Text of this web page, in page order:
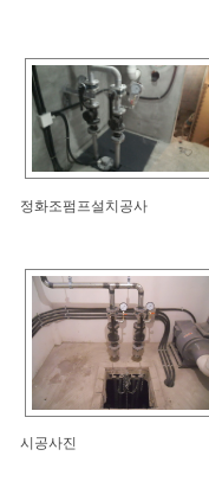
정화조펌프설치공사
시공사진